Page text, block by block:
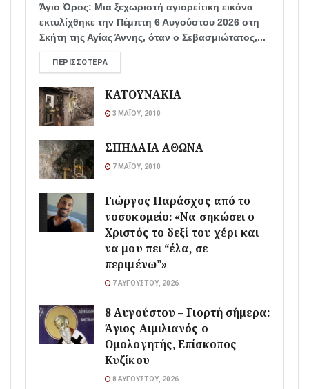
Άγιο Όρος: Μια ξεχωριστή αγιορείτικη εικόνα
εκτυλίχθηκε την Πέμπτη 6 Αυγούστου 2026 στη
Σκήτη της Αγίας Άννης, όταν ο Σεβασμιώτατος,...
ΠΕΡΙΣΣΌΤΕΡΑ
ΚΑΤΟΥΝΑΚΙΑ
3 ΜΑΪ́ΟΥ, 2010
ΣΠΗΛΑΙΑ ΑΘΩΝΑ
7 ΜΑΪ́ΟΥ, 2010
Γιώργος Παράσχος από το
νοσοκομείο: «Να σηκώσει ο
Χριστός το δεξί του χέρι και
να μου πει “έλα, σε
περιμένω”»
7 ΑΥΓΟΎΣΤΟΥ, 2026
8 Αυγούστου – Γιορτή σήμερα:
Άγιος Αιμιλιανός ο
Ομολογητής, Επίσκοπος
Κυζίκου
8 ΑΥΓΟΎΣΤΟΥ, 2026